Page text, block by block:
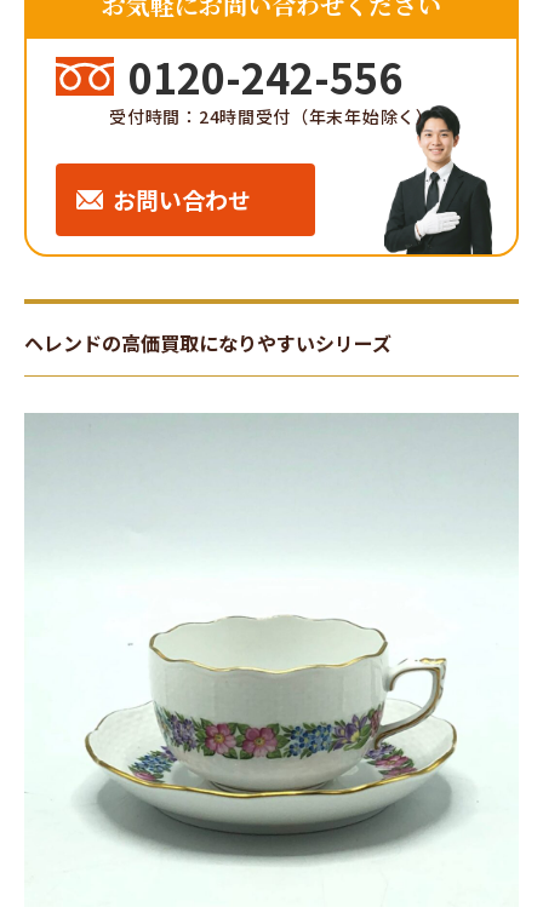
0120-242-556
受付時間：24時間受付（年末年始除く）
お問い合わせ
ヘレンドの高価買取になりやすいシリーズ